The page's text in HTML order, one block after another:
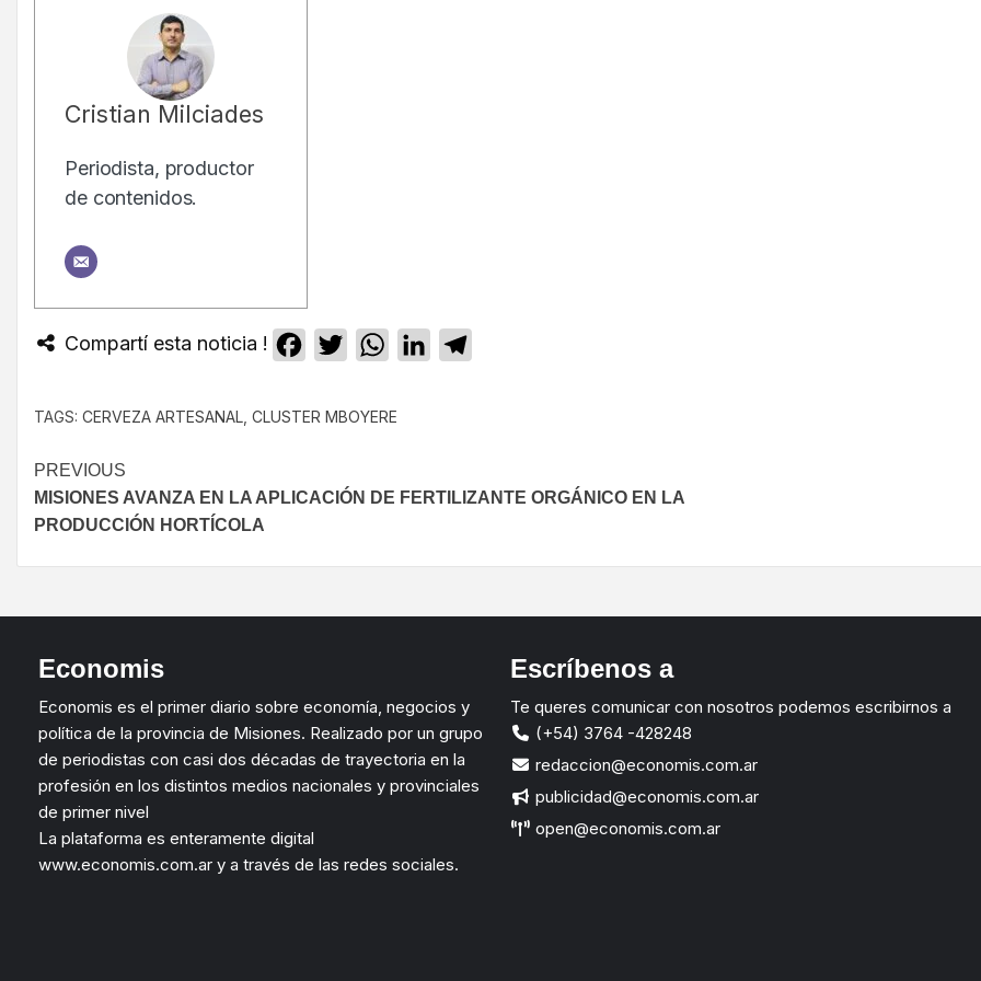
Cristian Milciades
Periodista, productor
de contenidos.
Compartí esta noticia ! Facebook
TwitterWhatsApp
LinkedIn
TAGS: CERVEZA ARTESANAL CLUSTER MBOYERE
PREVIOUS
MISIONES AVANZA EN LA APLICACIÓN DE FERTILIZANTE ORGÁNICO EN LA
PRODUCCIÓN HORTÍCOLA
Economis
Economis es el primer diario sobre economía, negocios y
política de la provincia de Misiones. Realizado por un grupo
de periodistas con casi dos décadas de trayectoria en la
profesión en los distintos medios nacionales y provinciales
de primer nivel
La plataforma es enteramente digital
www.economis.com.ar y a través de las redes sociales.
Escríbenos a
Te queres comunicar con nosotros podemos escribirnos a
(+54) 3764 -428248
redaccion@economis.com.ar
publicidad@economis.com.ar
open@economis.com.ar